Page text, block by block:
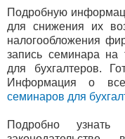
Подробную
для снижения их
налогообложения
запись семинара на
для бухгалтеров.
Информация о
семинаров для
Подробно